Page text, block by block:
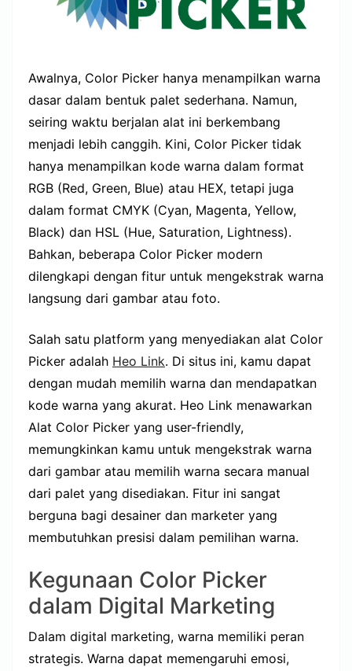
Awalnya, Color Picker hanya menampilkan warna
dasar dalam bentuk palet sederhana. Namun,
seiring waktu berjalan alat ini berkembang
menjadi lebih canggih. Kini, Color Picker tidak
hanya menampilkan kode warna dalam format
RGB (Red, Green, Blue) atau HEX, tetapi juga
dalam format CMYK (Cyan, Magenta, Yellow,
Black) dan HSL (Hue, Saturation, Lightness).
Bahkan, beberapa Color Picker modern
dilengkapi dengan fitur untuk mengekstrak warna
langsung dari gambar atau foto.
Salah satu platform yang menyediakan alat Color
Picker adalah Heo Link. Di situs ini, kamu dapat
dengan mudah memilih warna dan mendapatkan
kode warna yang akurat. Heo Link menawarkan
Alat Color Picker yang user-friendly,
memungkinkan kamu untuk mengekstrak warna
dari gambar atau memilih warna secara manual
dari palet yang disediakan. Fitur ini sangat
berguna bagi desainer dan marketer yang
membutuhkan presisi dalam pemilihan warna.
Kegunaan Color Picker
dalam Digital Marketing
Dalam digital marketing, warna memiliki peran
strategis. Warna dapat memengaruhi emosi,